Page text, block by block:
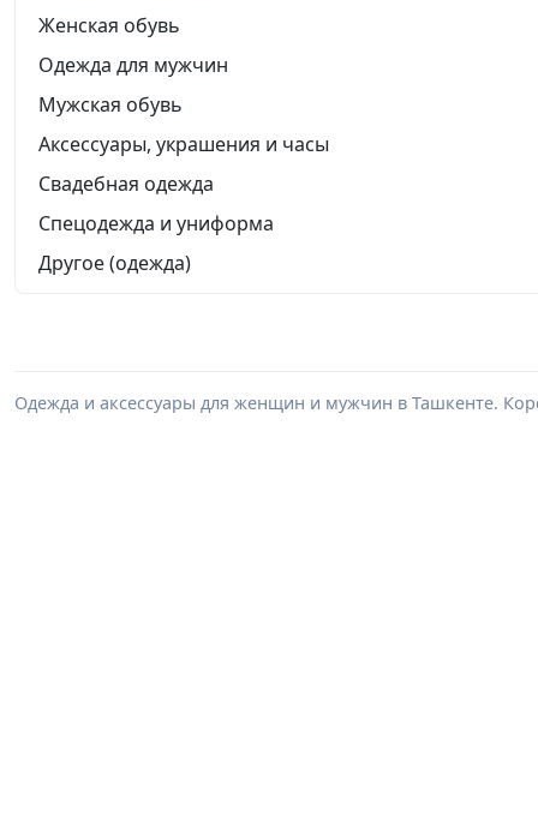
Женская обувь
Одежда для мужчин
Мужская обувь
Аксессуары, украшения и часы
Свадебная одежда
Спецодежда и униформа
Другое (одежда)
Одежда и аксессуары для женщин и мужчин в Ташкенте.